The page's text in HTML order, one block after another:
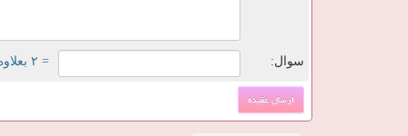
سوال: = ۲ بعلاوه ۵